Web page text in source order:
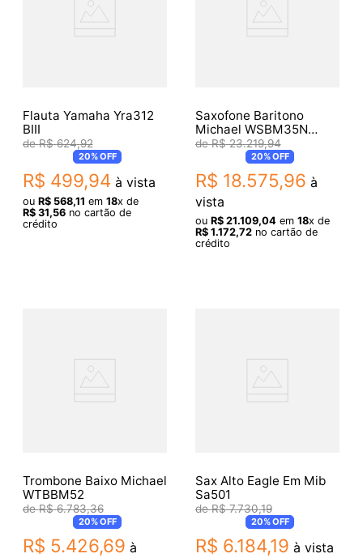
Flauta Yamaha Yra312
BIII
R$ 624,92
20%OFF
R$ 499,94 à vista
ou R$ 568,11 em 18x de
R$ 31,56no cartão de
crédito
Saxofone Baritono
Michael WSBM35N
Laqueado
R$ 23.219,94
20%OFF
R$ 18.575,96 à
vista
ou R$ 21.109,04em 18x de
R$ 1.172,72no cartão de
crédito
Trombone Baixo Michael
WTBBM52
R$ 6.783,36
20%OFF
R$ 5.426,69 à
Sax Alto Eagle Em Mib
Sa501
R$ 7.730,19
20%OFF
R$ 6.184,19 à vista